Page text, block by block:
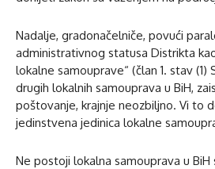
Nadalje, gradonačelniče, povući
administrativnog statusa Distrikta
lokalne samouprave“ (član 1. stav
drugih lokalnih samouprava u BiH,
poštovanje, krajnje neozbiljno. Vi to
jedinstvena jedinica lokalne
Ne postoji lokalna samouprava u BiH